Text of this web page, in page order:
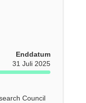
Enddatum
31 Juli 2025
Council